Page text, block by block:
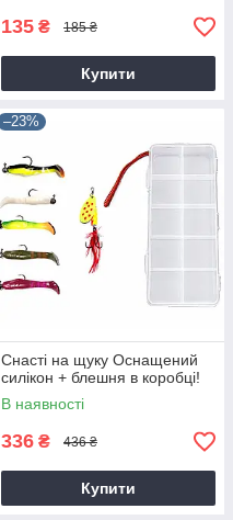
135 ₴ 185 ₴
Купити
–23%
Снасті на щуку Оснащений
силікон + блешня в коробці!
В наявності
336 ₴ 436 ₴
Купити